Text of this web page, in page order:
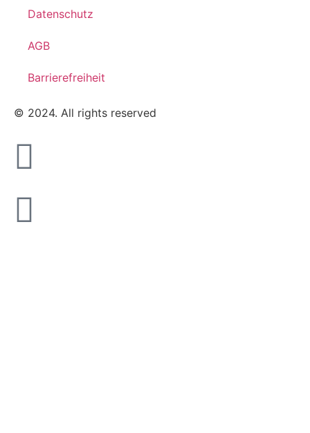
Datenschutz
AGB
Barrierefreiheit
© 2024. All rights reserved